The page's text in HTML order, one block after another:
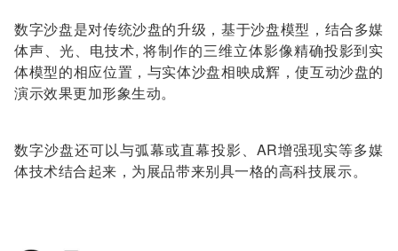
数字沙盘是对传统沙盘的升级，基于沙盘模型，结合多媒
体声、光、电技术, 将制作的三维立体影像精确投影到实
体模型的相应位置，与实体沙盘相映成辉，使互动沙盘的
演示效果更加形象生动。
数字沙盘还可以与弧幕或直幕投影、AR增强现实等多媒
体技术结合起来，为展品带来别具一格的高科技展示。